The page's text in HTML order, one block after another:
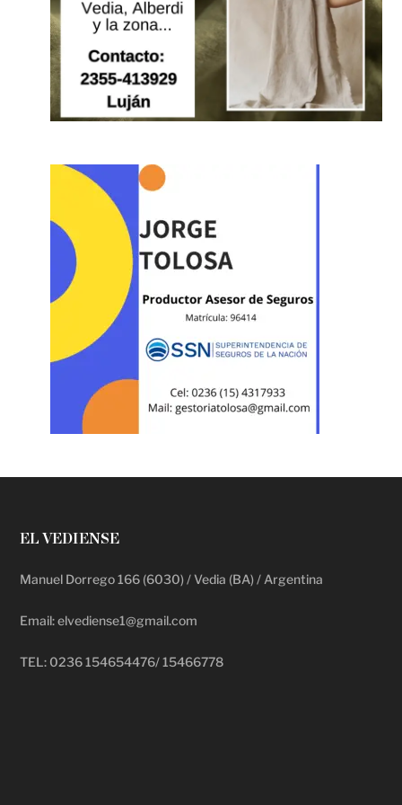
EL VEDIENSE
Manuel Dorrego 166 (6030) / Vedia (BA) / Argentina
Email: elvediense1@gmail.com
TEL: 0236 154654476/ 15466778